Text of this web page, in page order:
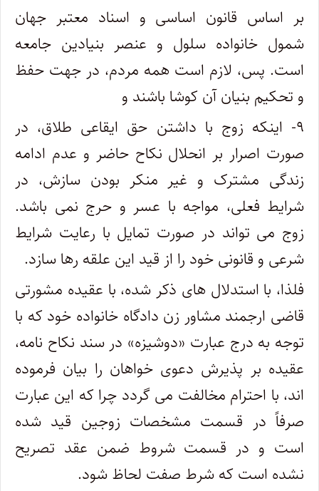
بر اساس قانون اساسی و اسناد معتبر جهان
شمول خانواده سلول و عنصر بنیادین جامعه
است. پس، لازم است همه مردم، در جهت حفظ
و تحکیم بنیان آن کوشا باشند و
۹- اینکه زوج با داشتن حق ایقاعی طلاق، در
صورت اصرار بر انحلال نکاح حاضر و عدم ادامه
زندگی مشترک و غیر منکر بودن سازش، در
شرایط فعلی، مواجه با عسر و حرج نمی باشد.
زوج می تواند در صورت تمایل با رعایت شرایط
شرعی و قانونی خود را از قید این علقه رها سازد.
فلذا، با استدلال های ذکر شده، با عقیده مشورتی
قاضی ارجمند مشاور زن دادگاه خانواده خود که با
توجه به درج عبارت «دوشیزه» در سند نکاح نامه،
عقیده بر پذیرش دعوی خواهان را بیان فرموده
اند، با احترام مخالفت می گردد چرا که این عبارت
صرفاً در قسمت مشخصات زوجین قید شده
است و در قسمت شروط ضمن عقد تصریح
نشده است که شرط صفت لحاظ شود.